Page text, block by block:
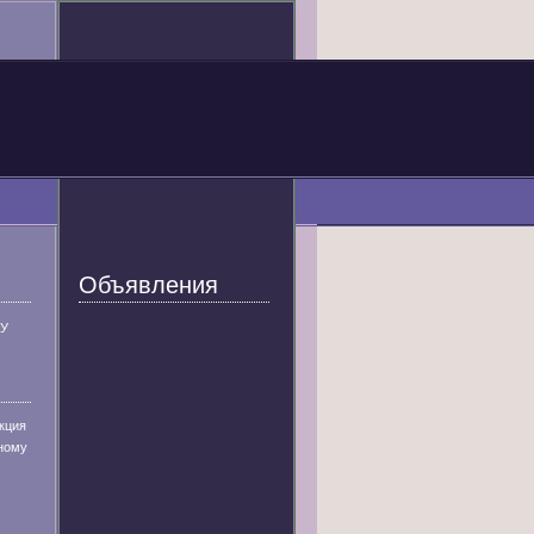
Объявления